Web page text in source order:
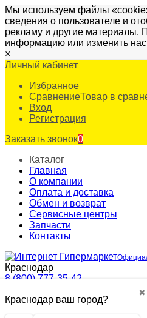
Мы используем файлы
сведения о пользователе и
рекламу и другие материалы.
информацию или изменить
×
Личный кабинет
Избранное
СравнениеТовар в
Вход
Регистрация
Заказать звонок0
Каталог
Главная
О компании
Оплата и доставка
Обмен и возврат
Сервисные центры
Запчасти
Контакты
Краснодар
✖
Краснодар ваш город?
8 (800) 777-35-42
0